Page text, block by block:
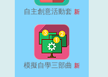
自主創意活動套 新
模擬自學三部曲 新